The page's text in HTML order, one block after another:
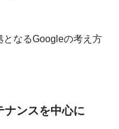
となるGoogleの考え方
ナンスを中心に